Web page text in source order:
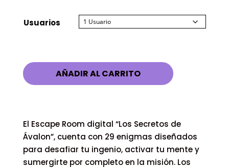
precios:
$ 13.990,00
hasta
Usuarios
AÑADIR AL CARRITO
El Escape Room digital “Los Secretos de
Ávalon”, cuenta con 29 enigmas diseñados
para desafiar tu ingenio, activar tu mente y
sumergirte por completo en la misión. Los